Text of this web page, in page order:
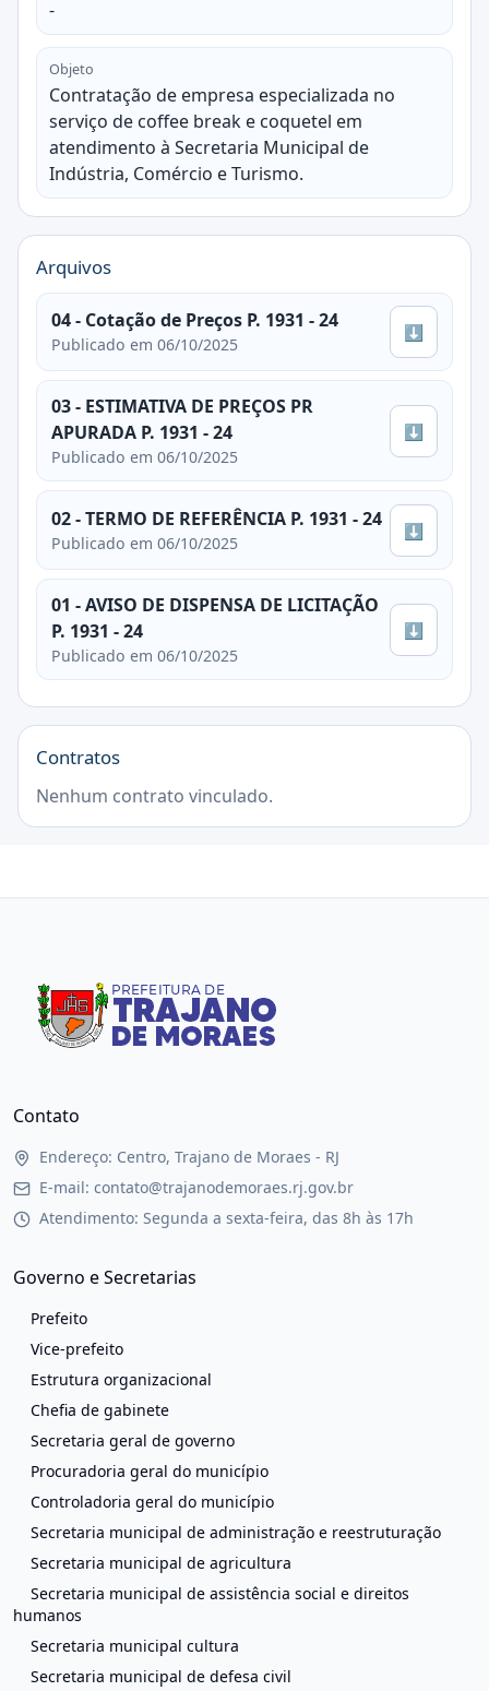
-
Objeto
Contratação de empresa especializada no
serviço de coffee break e coquetel em
atendimento à Secretaria Municipal de
Indústria, Comércio e Turismo.
Arquivos
04 - Cotação de Preços P. 1931 - 24
Publicado em 06/10/2025
⬇
03 - ESTIMATIVA DE PREÇOS PR
APURADA P. 1931 - 24
Publicado em 06/10/2025
⬇
02 - TERMO DE REFERÊNCIA P. 1931 - 24
Publicado em 06/10/2025
⬇
01 - AVISO DE DISPENSA DE LICITAÇÃO
P. 1931 - 24
Publicado em 06/10/2025
⬇
Contratos
Nenhum contrato vinculado.
Contato
Endereço: Centro, Trajano de Moraes - RJ
E-mail: contato@trajanodemoraes.rj.gov.br
Atendimento: Segunda a sexta-feira, das 8h às 17h
Governo e Secretarias
Prefeito
Vice-prefeito
Estrutura organizacional
Chefia de gabinete
Secretaria geral de governo
Procuradoria geral do município
Controladoria geral do município
Secretaria municipal de administração e reestruturação
Secretaria municipal de agricultura
Secretaria municipal de assistência social e direitos
humanos
Secretaria municipal cultura
Secretaria municipal de defesa civil